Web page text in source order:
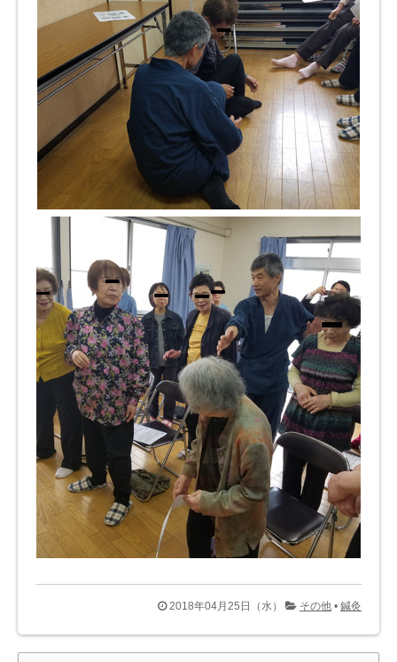
2018年04月25日（水） その他 • 鍼灸